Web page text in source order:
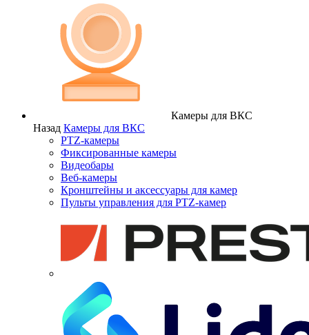
Камеры для ВКС
Назад Камеры для ВКС
PTZ-камеры
Фиксированные камеры
Видеобары
Веб-камеры
Кронштейны и аксессуары для камер
Пульты управления для PTZ-камер